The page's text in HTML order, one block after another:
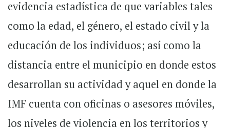
evidencia estadística de que variables tales
como la edad, el género, el estado civil y la
educación de los individuos; así como la
distancia entre el municipio en donde estos
desarrollan su actividad y aquel en donde la
IMF cuenta con oficinas o asesores móviles,
los niveles de violencia en los territorios y